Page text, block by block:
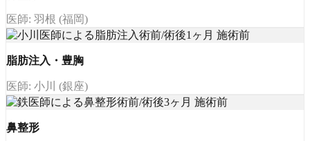
医師: 羽根 (福岡)
脂肪注入・豊胸
医師: 小川 (銀座)
鼻整形